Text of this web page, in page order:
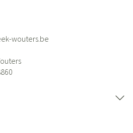
wouters.be